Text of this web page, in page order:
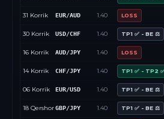
31 Korrik EUR/AUD 1.40 LOSS
30 Korrik USD/CHF 1.40 TP1 ✅ - BE ⚖️
16 Korrik AUD/JPY 1.40 LOSS
14 Korrik CHF/JPY 1.40 TP1 ✅ - TP2
06 Korrik EUR/USD 1.40 TP1 ✅ - BE ⚖️
18 QershorGBP/JPY 1.40 TP1 ✅ - BE ⚖️